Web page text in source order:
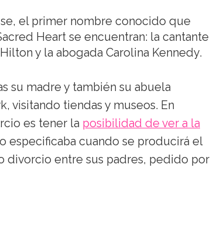
el primer nombre conocido que
Heart se encuentran: la cantante
y la abogada Carolina Kennedy.
su madre y también su abuela
visitando tiendas y museos. En
es tener la posibilidad de ver a la
especificaba cuando se producirá el
divorcio entre sus padres, pedido por